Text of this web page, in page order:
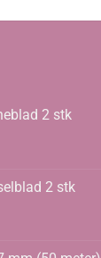
2 stk
2 stk